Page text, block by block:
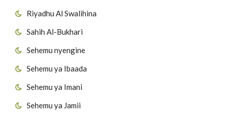
Riyadhu Al Swalihina
Sahih Al-Bukhari
Sehemu nyengine
Sehemu ya Ibaada
Sehemu ya Imani
Sehemu ya Jamii